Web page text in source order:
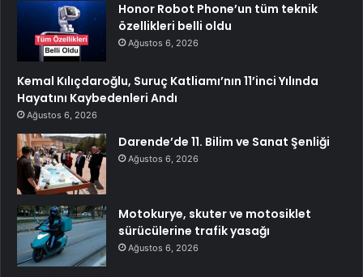
Honor Robot Phone’un tüm teknik
özellikleri belli oldu
Ağustos 6, 2026
Kemal Kılıçdaroğlu, Suruç Katliamı’nın 11’inci Yılında
Hayatını Kaybedenleri Andı
Ağustos 6, 2026
Darende’de 11. Bilim ve Sanat Şenliği
Ağustos 6, 2026
Motokurye, skuter ve motosiklet
sürücülerine trafik yasağı
Ağustos 6, 2026